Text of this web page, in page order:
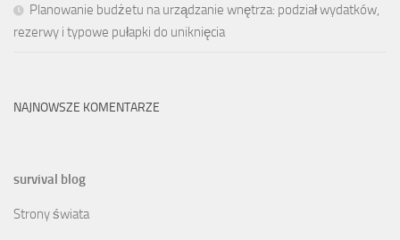
Planowanie budżetu na urządzanie wnętrza: podział wydatków,
rezerwy i typowe pułapki do uniknięcia
NAJNOWSZE KOMENTARZE
survival blog
Strony świata